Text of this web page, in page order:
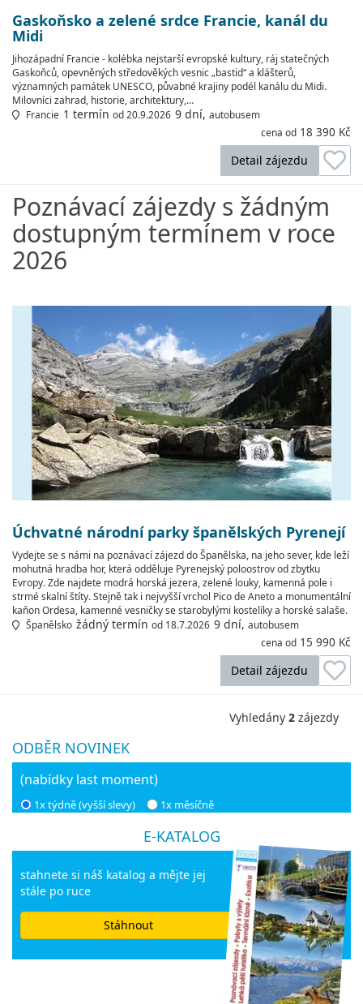
Gaskoňsko a zelené srdce Francie, kanál du
Midi
Jihozápadní Francie - kolébka nejstarší evropské kultury, ráj statečných
Gaskoňců, opevněných středověkých vesnic „bastid“ a klášterů,
významných památek UNESCO, půvabné krajiny podél kanálu du Midi.
Milovníci zahrad, historie, architektury,…
Francie 1 termín od 20.9.2026 9 dní, autobusem
cena od 18 390 Kč
Detail zájezdu
Poznávací zájezdy s žádným
dostupným termínem v roce
2026
Úchvatné národní parky španělských Pyrenejí
Vydejte se s námi na poznávací zájezd do Španělska, na jeho sever, kde leží
mohutná hradba hor, která odděluje Pyrenejský poloostrov od zbytku
Evropy. Zde najdete modrá horská jezera, zelené louky, kamenná pole i
strmé skalní štíty. Stejně tak i nejvyšší vrchol Pico de Aneto a monumentální
kaňon Ordesa, kamenné vesničky se starobylými kostelíky a horské salaše.
Španělsko žádný termín od 18.7.2026 9 dní, autobusem
cena od 15 990 Kč
Detail zájezdu
Vyhledány 2 zájezdy
ODBĚR NOVINEK
(nabídky last moment)
1x týdně (vyšší slevy) 1x měsíčně
E-KATALOG
stahnete si náš katalog a mějte jej
stále po ruce
Stáhnout